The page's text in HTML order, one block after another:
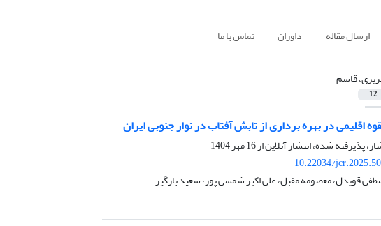
ارسال مقاله داوران تماس با ما
قاسم
12
اقلیمی در بهره برداری از تابش آفتاب در نوار جنوبی ایران
پذیرفته شده، انتشار آنلاین از16 مهر 1404
10.22034/
قویدل، معصومه مقبل، علی اکبر شمسی پور، سعید بازگیر